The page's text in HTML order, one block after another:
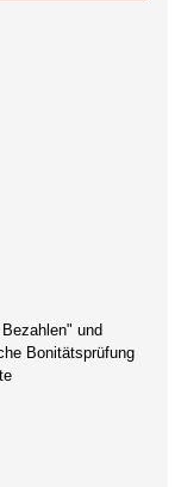
und
Bonitätsprüfung